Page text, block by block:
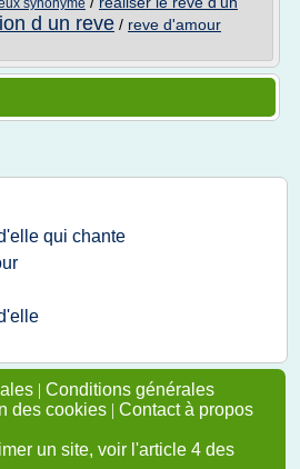
synonyme
d un reve / reve d'amour
qui chante
| Conditions générales
des cookies | Contact à propos
un site, voir l'article 4 des